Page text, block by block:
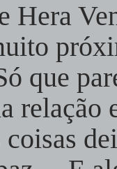
Hera
que
relação